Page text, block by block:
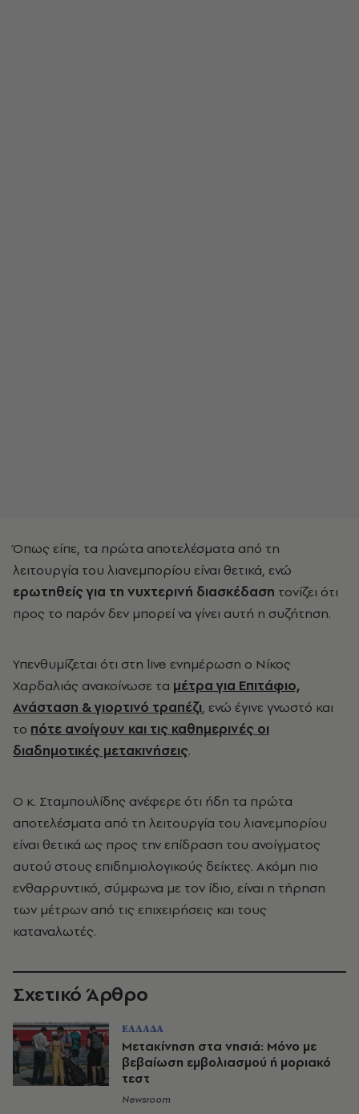
Όπως είπε, τα πρώτα αποτελέσματα από τη
λειτουργία του λιανεμπορίου είναι θετικά, ενώ
ερωτηθείς για τη νυχτερινή διασκέδαση τονίζει ότι
προς το παρόν δεν μπορεί να γίνει αυτή η συζήτηση.
Υπενθυμίζεται ότι στη live ενημέρωση ο Νίκος
Χαρδαλιάς ανακοίνωσε τα μέτρα για Επιτάφιο,
Ανάσταση & γιορτινό τραπέζι, ενώ έγινε γνωστό και
το πότε ανοίγουν και τις καθημερινές οι
διαδημοτικές μετακινήσεις.
Ο κ. Σταμπουλίδης ανέφερε ότι ήδη τα πρώτα
αποτελέσματα από τη λειτουργία του λιανεμπορίου
είναι θετικά ως προς την επίδραση του ανοίγματος
αυτού στους επιδημιολογικούς δείκτες. Ακόμη πιο
ενθαρρυντικό, σύμφωνα με τον ίδιο, είναι η τήρηση
των μέτρων από τις επιχειρήσεις και τους
καταναλωτές.
Σχετικό Άρθρο
ΕΛΛΑΔΑ
Μετακίνηση στα νησιά: Μόνο με
βεβαίωση εμβολιασμού ή μοριακό
τεστ
Newsroom